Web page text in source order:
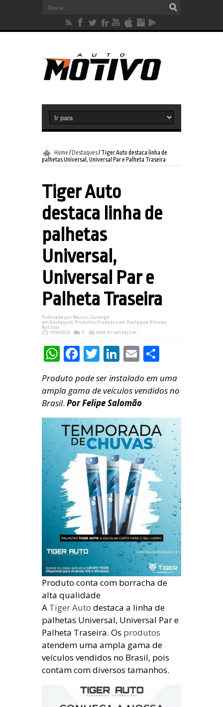
Home / Destaques/Tiger Auto destaca linha de
palhetas Universal, Universal Par e Palheta Traseira
Tiger Auto
destaca linha de
palhetas
Universal,
Universal Par e
Palheta Traseira
Publicada por: Marcos Camargo
em Destaques, Produtos, Produtos em Destaque, Últimas
Notícias
17/01/2023
0 4049 Visualizações
WhatsApp
Facebook
Twitter
LinkedIn
Email
Produto pode ser instalado em uma
ampla gama de veículos vendidos no
Brasil. Por Felipe Salomão
Produto conta com borracha de
alta qualidade
A Tiger Auto destaca a linha de
palhetas Universal, Universal Par e
Palheta Traseira. Os produtos
atendem uma ampla gama de
veículos vendidos no Brasil, pois
contam com diversos tamanhos.